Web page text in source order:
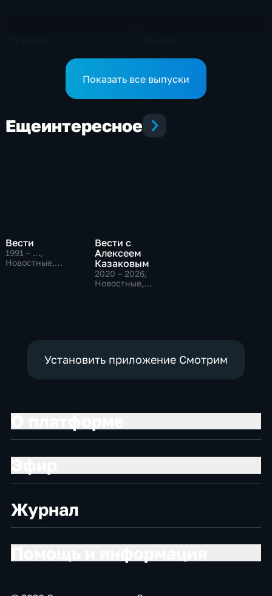
Показать все выпуски
Ещеинтересное
Вести
1991 – …,
Новостные,
Вести с
Алексеем
Казаковым
2020 – 2026,
Новостные,
Установить приложение Смотрим
Журнал